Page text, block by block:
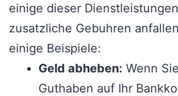
einige dieser
zusatzliche Gebuhren
einige Beispiele:
Geld abheben: Wenn
Guthaben auf Ihr